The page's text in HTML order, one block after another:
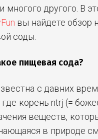
многого другого. В
вы найдете обзор
соды.
пищевая сода?
с давних
где корень ntrj (=
веществ,
в природе